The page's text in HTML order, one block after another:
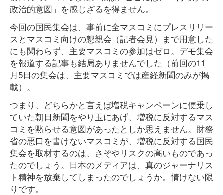
政治的意図」を感じざるを得ません。
今回の国民集会は、事前に全マスコミにプレスリリー
スとマスコミ向けの懇親会（記者会見）まで用意した
にも関わらず、主要マスコミの参加はゼロ。デモ集会
を報道する記事も結局ありませんでした（前回の11
月5日の集会は、主要マスコミでは産経新聞のみが掲
載）。
つまり、どちらかと言えば増税キャンペーンに便乗し
ていた朝日新聞をやり玉にあげ、増税に反対するマス
コミを黙らせる意図があったとしか思えません。財務
省の悪口を書けないマスコミが、増税に反対する国民
集会を取材するのは、さぞやリスクの高いものであっ
たのでしょう。日本のメディアは、真のジャーナリス
ト精神を放棄してしまったのでしょうか。情けない限
りです。